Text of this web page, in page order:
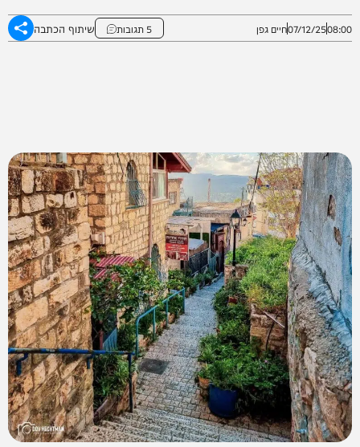
08:00
07/12/25חיים גפן 5 תגובות שיתוף הכתבה